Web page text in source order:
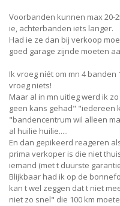
Voorbanden kunnen max 20-
ie, achterbanden iets langer.
Had ie ze dan bij verkoop
goed garage zijnde moeten
Ik vroeg níét om mn 4 banden
vroeg niets!
Maar al in mn uitleg werd ik
geen kans gehad" "iedereen
"bandencentrum wil alleen
al huilie huilie.....
En dan gepikeerd reageren
prima verkoper is die niet
iemand (met t duurste
Blijkbaar had ik op de
kan t wel zeggen dat t niet
niet zo snel" die 100 km